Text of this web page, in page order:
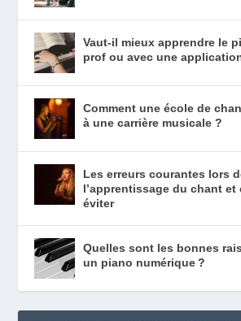
Vaut-il mieux apprendre le
prof ou avec une
Comment une école de
à une carrière musicale ?
Les erreurs courantes lors
l’apprentissage du chant et
éviter
Quelles sont les bonnes
un piano numérique ?